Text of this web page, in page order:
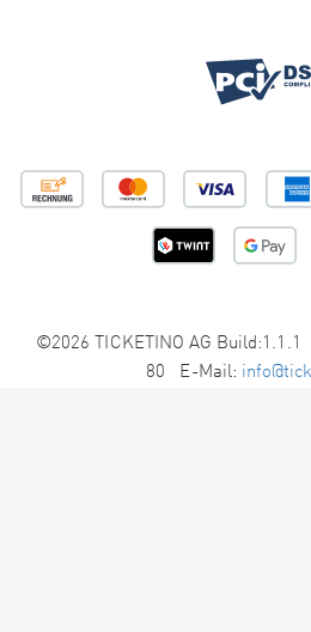
©2026 TICKETINO AG Build:1.1.1
80 E-Mail: